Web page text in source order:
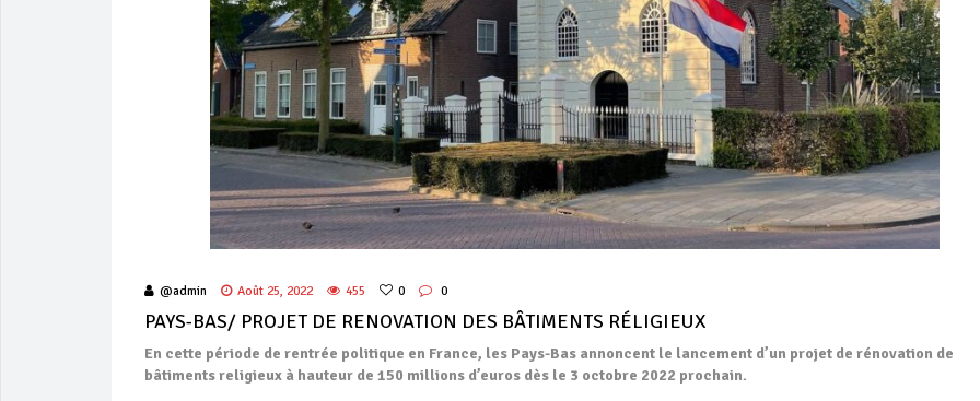
@admin Août 25, 2022 455 0 0
PAYS-BAS/ PROJET DE RENOVATION DES BÂTIMENTS RÉLIGIEUX
En cette période de rentrée politique en France, les Pays-Bas annoncent le lancement d’un projet de rénovation de
bâtiments religieux à hauteur de 150 millions d’euros dès le 3 octobre 2022 prochain.